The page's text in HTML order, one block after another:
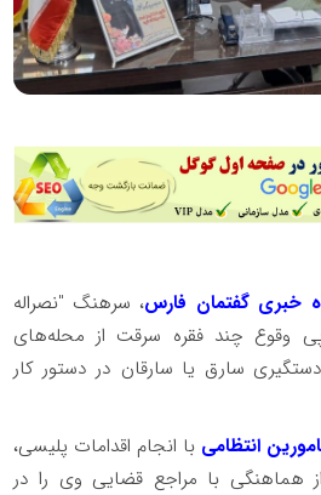
خبری گفتمان فارس، سرهنگ "نصراله
وقوع چند فقره سرقت از محله‌های
سارق یا سارقان در دستور کار
انتظامی با انجام اقدامات پلیسی،
هماهنگی با مراجع قضایی وی را در